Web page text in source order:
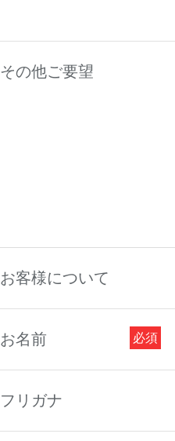
その他ご要望
お客様について
お名前
フリガナ